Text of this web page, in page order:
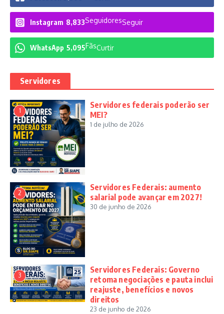
Instagram 8,833SeguidoresSeguir
WhatsApp 5,095FãsCurtir
Servidores
1
Servidores federais poderão ser
MEI?
1 de julho de 2026
2
Servidores Federais: aumento
salarial pode avançar em 2027!
30 de junho de 2026
3
Servidores Federais: Governo
retoma negociações e pauta inclui
reajuste, benefícios e novos
direitos
23 de junho de 2026